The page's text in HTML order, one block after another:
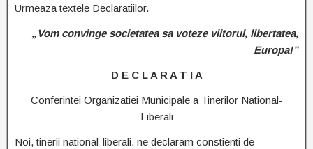
Urmeaza textele Declaratiilor.
„Vom convinge societatea sa voteze viitorul, libertatea,
Europa!”
D E C L A R A T I A
Conferintei Organizatiei Municipale a Tinerilor National-
Liberali
Noi, tinerii national-liberali, ne declaram constienti de